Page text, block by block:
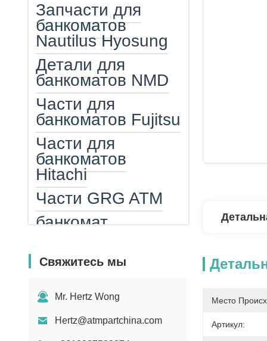
Запчасти для
банкоматов
Nautilus Hyosung
Детали для
банкоматов NMD
Части для
банкоматов Fujitsu
Части для
банкоматов
Hitachi
Части GRG ATM
банкомат
банкомата
читатель карты
ATM
Свяжитесь мы
Mr. Hertz Wong
Hertz@atmpartchina.com
Место
Артикул: